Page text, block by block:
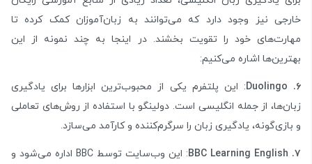
خارجی نیز وجود دارد که می‌توانند به زبان‌آموزان کمک کرده تا
مهارت‌های خود را تقویت بخشند. در اینجا به چند نمونه از این
بهترین‌ها اشاره می‌کنیم:
۶. Duolingo
: این پلتفرم یکی از محبوب‌ترین ابزارها برای یادگیری
زبان‌ها، از جمله انگلیسی است. دولینگو با استفاده از روش‌های تعاملی
و بازی‌گونه، یادگیری زبان را سرگرم‌کننده و کارآمد می‌سازد.
۷. BBC Learning English : این وب‌سایت توسط BBC اداره می‌شود و